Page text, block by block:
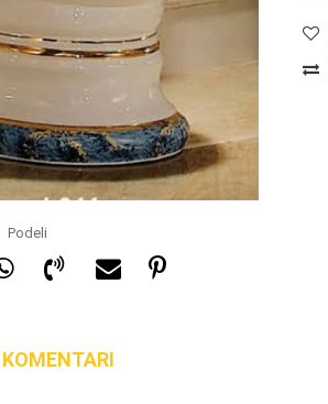
Podeli
KOMENTARI